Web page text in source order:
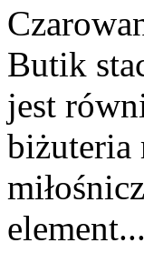
Butik
jest
biżuteria
element...